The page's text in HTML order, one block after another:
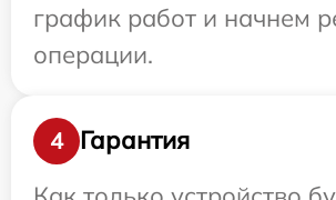
график работ и начнем
операции.
4
Гарантия